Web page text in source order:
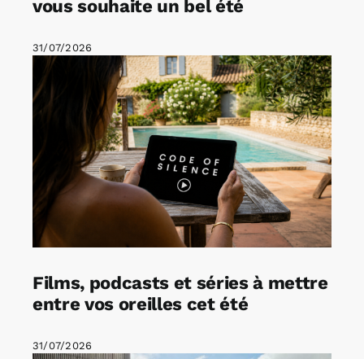
vous souhaite un bel été
31/07/2026
Films, podcasts et séries à mettre
entre vos oreilles cet été
31/07/2026